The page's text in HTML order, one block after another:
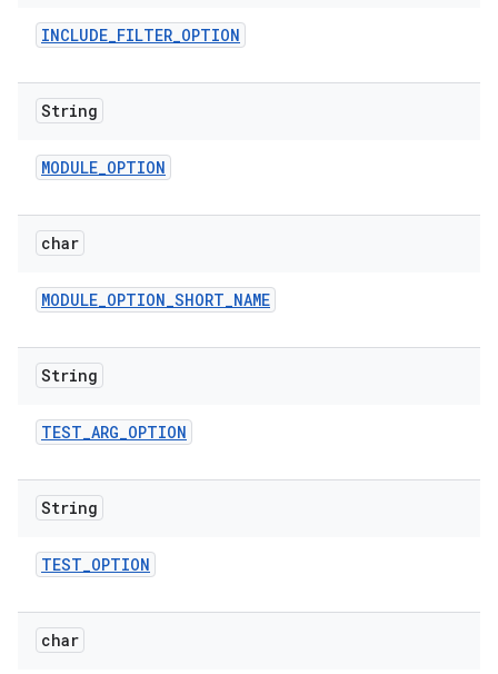
INCLUDE_FILTER_OPTION
String
MODULE_OPTION
char
MODULE_OPTION_SHORT_NAME
String
TEST_ARG_OPTION
String
TEST_OPTION
char